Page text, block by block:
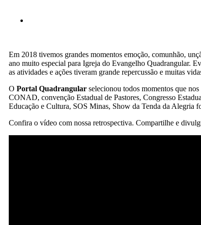
Em 2018 tivemos grandes momentos emoção, comunhão,
ano muito especial para Igreja do Evangelho Quadrangular.
as atividades e ações tiveram grande repercussão e muitas
O Portal Quadrangular selecionou todos momentos que
CONAD, convenção Estadual de Pastores, Congresso
Educação e Cultura, SOS Minas, Show da Tenda da Alegria
Confira o vídeo com nossa retrospectiva. Compartilhe e